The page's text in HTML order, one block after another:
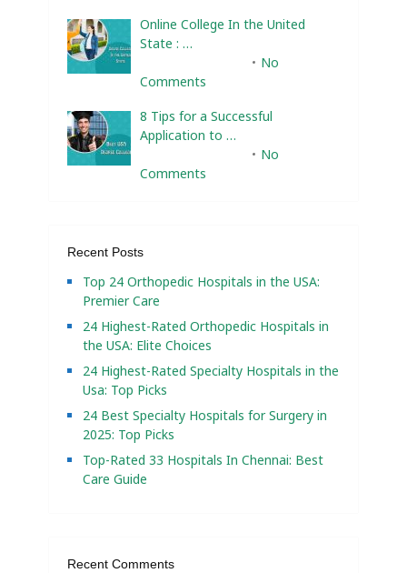
Online College In the United
State : …
No
Comments
8 Tips for a Successful
Application to …
No
Comments
Recent Posts
Top 24 Orthopedic Hospitals in the USA:
Premier Care
24 Highest-Rated Orthopedic Hospitals in
the USA: Elite Choices
24 Highest-Rated Specialty Hospitals in the
Usa: Top Picks
24 Best Specialty Hospitals for Surgery in
2025: Top Picks
Top-Rated 33 Hospitals In Chennai: Best
Care Guide
Recent Comments